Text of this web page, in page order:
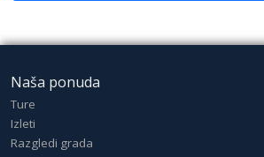
Naša ponuda
Ture
Izleti
Razgledi grada